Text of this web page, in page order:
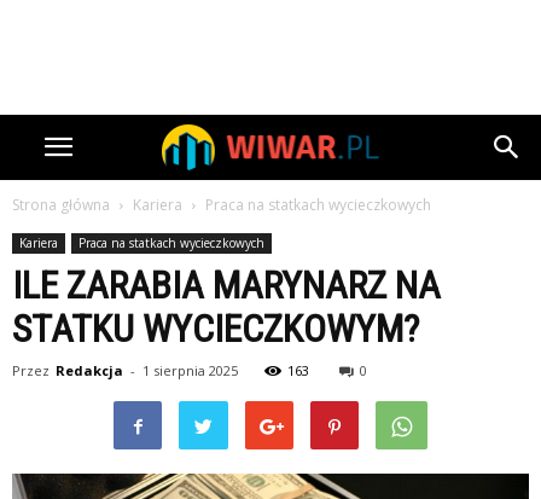
Strona główna Kariera Praca na statkach wycieczkowych
Kariera Praca na statkach wycieczkowych
ILE ZARABIA MARYNARZ NA
STATKU WYCIECZKOWYM?
Przez Redakcja - 1 sierpnia 2025 163 0